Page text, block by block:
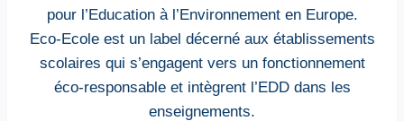
pour l’Education à l’Environnement en Europe.
Eco-Ecole est un label décerné aux établissements
scolaires qui s’engagent vers un fonctionnement
éco-responsable et intègrent l’EDD dans les
enseignements.